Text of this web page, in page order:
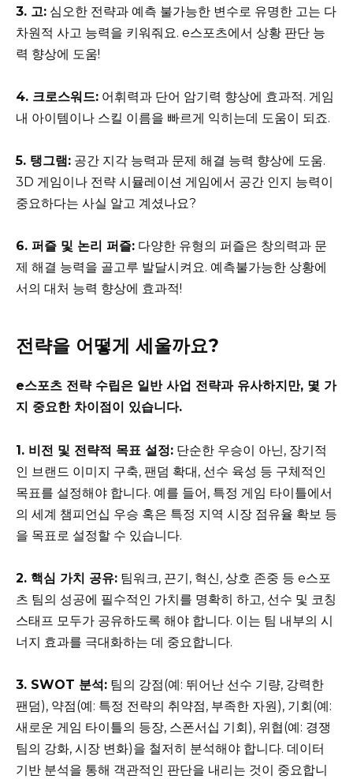
3. 고: 심오한 전략과 예측 불가능한 변수로 유명한 고는 다
차원적 사고 능력을 키워줘요. e스포츠에서 상황 판단 능
력 향상에 도움!
4. 크로스워드: 어휘력과 단어 암기력 향상에 효과적. 게임
내 아이템이나 스킬 이름을 빠르게 익히는데 도움이 되죠.
5. 탱그램: 공간 지각 능력과 문제 해결 능력 향상에 도움.
3D 게임이나 전략 시뮬레이션 게임에서 공간 인지 능력이
중요하다는 사실 알고 계셨나요?
6. 퍼즐 및 논리 퍼즐: 다양한 유형의 퍼즐은 창의력과 문
제 해결 능력을 골고루 발달시켜요. 예측불가능한 상황에
서의 대처 능력 향상에 효과적!
전략을 어떻게 세울까요?
e스포츠 전략 수립은 일반 사업 전략과 유사하지만, 몇 가
지 중요한 차이점이 있습니다.
1. 비전 및 전략적 목표 설정: 단순한 우승이 아닌, 장기적
인 브랜드 이미지 구축, 팬덤 확대, 선수 육성 등 구체적인
목표를 설정해야 합니다. 예를 들어, 특정 게임 타이틀에서
의 세계 챔피언십 우승 혹은 특정 지역 시장 점유율 확보 등
을 목표로 설정할 수 있습니다.
2. 핵심 가치 공유: 팀워크, 끈기, 혁신, 상호 존중 등 e스포
츠 팀의 성공에 필수적인 가치를 명확히 하고, 선수 및 코칭
스태프 모두가 공유하도록 해야 합니다. 이는 팀 내부의 시
너지 효과를 극대화하는 데 중요합니다.
3. SWOT 분석: 팀의 강점(예: 뛰어난 선수 기량, 강력한
팬덤), 약점(예: 특정 전략의 취약점, 부족한 자원), 기회(예:
새로운 게임 타이틀의 등장, 스폰서십 기회), 위협(예: 경쟁
팀의 강화, 시장 변화)을 철저히 분석해야 합니다. 데이터
기반 분석을 통해 객관적인 판단을 내리는 것이 중요합니